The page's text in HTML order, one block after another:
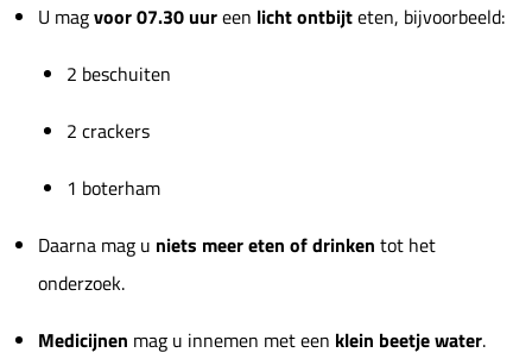
U magvoor 07.30 uureen licht ontbijteten, bijvoorbeeld:
2 beschuiten
2 crackers
1 boterham
Daarna mag u niets meer eten of drinken tot het
onderzoek.
Medicijnen mag u innemen met een klein beetje water.